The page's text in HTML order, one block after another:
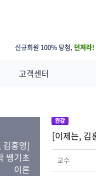
신규회원 100% 당첨, 던져라
고객센터
김홍영]
쌩기초
이론
완강
[이제는, 김
교수